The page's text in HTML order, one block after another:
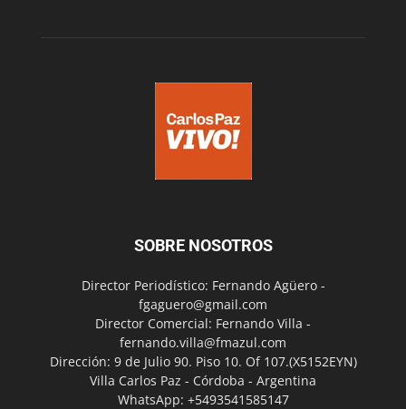
SOBRE NOSOTROS
Director Periodístico: Fernando Agüero -
fgaguero@gmail.com
Director Comercial: Fernando Villa -
fernando.villa@fmazul.com
Dirección: 9 de Julio 90. Piso 10. Of 107.(X5152EYN)
Villa Carlos Paz - Córdoba - Argentina
WhatsApp: +5493541585147